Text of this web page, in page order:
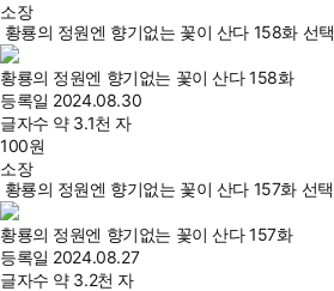
소장
황룡의 정원엔 향기없는 꽃이 산다 158화 선택
황룡의 정원엔 향기없는 꽃이 산다 158화
등록일 2024.08.30
글자수 약 3.1천 자
100원
소장
황룡의 정원엔 향기없는 꽃이 산다 157화 선택
황룡의 정원엔 향기없는 꽃이 산다 157화
등록일 2024.08.27
글자수 약 3.2천 자